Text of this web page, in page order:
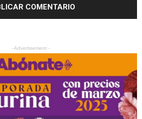
- Advertisement -